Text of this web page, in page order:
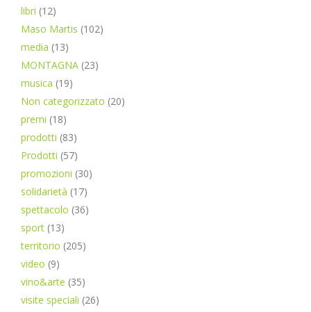
libri (12)
Maso Martis (102)
media (13)
MONTAGNA (23)
musica (19)
Non categorizzato (20)
premi (18)
prodotti (83)
Prodotti (57)
promozioni (30)
solidarietà (17)
spettacolo (36)
sport (13)
territorio (205)
video (9)
vino&arte (35)
visite speciali (26)